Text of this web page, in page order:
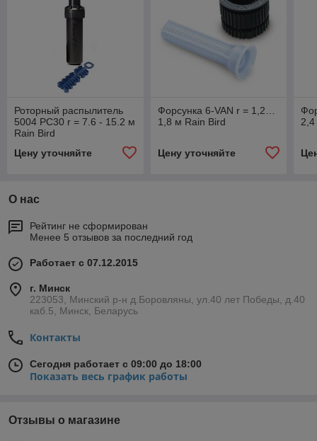
Роторный распылитель
5004 РС30 r = 7.6 - 15.2 м
Rain Bird
Цену уточняйте
Форсунка 6-VAN r = 1,2…
1,8 м Rain Bird
Цену уточняйте
О нас
Рейтинг не сформирован
Менее 5 отзывов за последний год
Работает с 07.12.2015
г. Минск
223053, Минский р-н д.Боровляны, ул.40 лет Победы, д.40
каб.5, Минск, Беларусь
Контакты
Сегодня работает с 09:00 до 18:00
Показать весь график работы
Отзывы о магазине